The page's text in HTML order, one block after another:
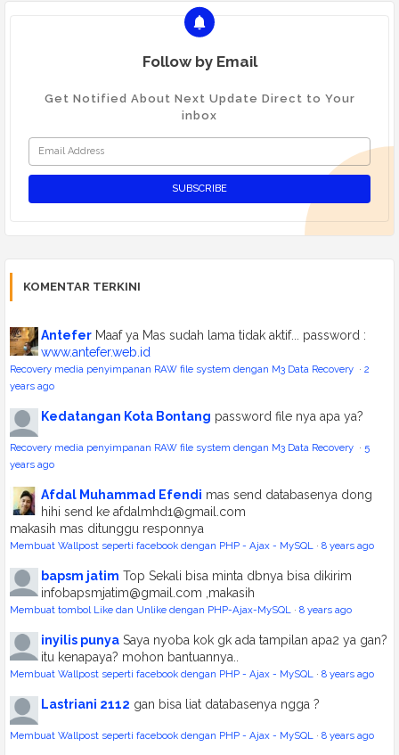
Follow by Email
Get Notified About Next Update Direct to Your
inbox
KOMENTAR TERKINI
Antefer Maaf ya Mas sudah lama tidak aktif... password :
www.antefer.web.id
Recovery media penyimpanan RAW file system dengan M3 Data Recovery · 2
years ago
Kedatangan Kota Bontang password file nya apa ya?
Recovery media penyimpanan RAW file system dengan M3 Data Recovery · 5
years ago
Afdal Muhammad Efendi mas send databasenya dong
hihi send ke afdalmhd1@gmail.com
makasih mas ditunggu responnya
Membuat Wallpost seperti facebook dengan PHP - Ajax - MySQL · 8 years ago
bapsm jatim Top Sekali bisa minta dbnya bisa dikirim
infobapsmjatim@gmail.com ,makasih
Membuat tombol Like dan Unlike dengan PHP-Ajax-MySQL · 8 years ago
inyilis punya Saya nyoba kok gk ada tampilan apa2 ya gan?
itu kenapaya? mohon bantuannya..
Membuat Wallpost seperti facebook dengan PHP - Ajax - MySQL · 8 years ago
Lastriani 2112 gan bisa liat databasenya ngga ?
Membuat Wallpost seperti facebook dengan PHP - Ajax - MySQL · 8 years ago